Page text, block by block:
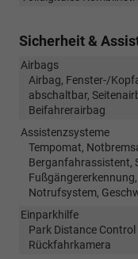
Sicherheit &
Airbags
Airbag, Fenster-/
abschaltbar,
Beifahrerairbag
Assistenzsysteme
Tempomat,
Berganfahrassistent,
Notrufsystem,
Einparkhilfe
Park Distance
Rückfahrkamera